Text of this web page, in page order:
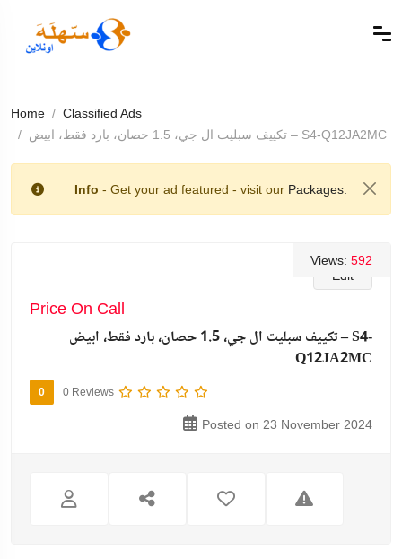
Home
Classified Ads
تكييف سبليت ال جي، 1.5 حصان، بارد فقط، ابيض – S4-Q12JA2MC
Info - Get your ad featured - visit our Packages.
Edit
Views: 592
Price On Call
تكييف سبليت ال جي، 1.5 حصان، بارد فقط، ابيض – S4-
Q12JA2MC
0 0 Reviews
Posted on 23 November 2024